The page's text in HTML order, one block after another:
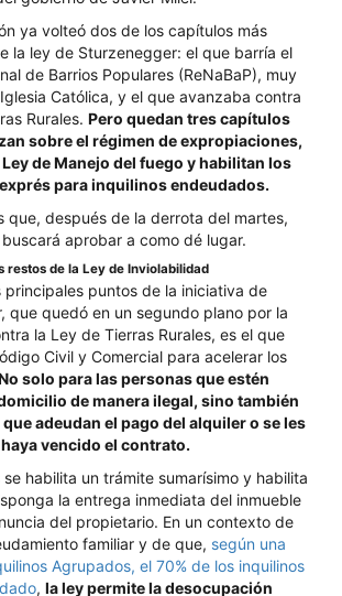
ya volteó dos de los capítulos más
la ley de Sturzenegger: el que barría el
de Barrios Populares (ReNaBaP), muy
Católica, y el que avanzaba contra
Rurales. Pero quedan tres capítulos
sobre el régimen de expropiaciones,
de Manejo del fuego y habilitan los
para inquilinos endeudados.
que, después de la derrota del martes,
buscará aprobar a como dé lugar.
restos de la Ley de Inviolabilidad
principales puntos de la iniciativa de
que quedó en un segundo plano por la
la Ley de Tierras Rurales, es el que
Civil y Comercial para acelerar los
solo para las personas que estén
de manera ilegal, sino también
adeudan el pago del alquiler o se les
haya vencido el contrato.
se habilita un trámite sumarísimo y habilita
la entrega inmediata del inmueble
del propietario. En un contexto de
familiar y de que, según una
Agrupados, el 70% de los inquilinos
, la ley permite la desocupación